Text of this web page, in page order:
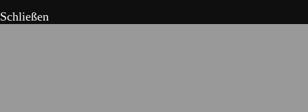
Schließen